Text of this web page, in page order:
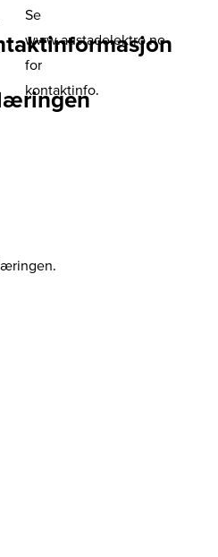
Se
www.austadelektro.no
for
kontaktinfo.